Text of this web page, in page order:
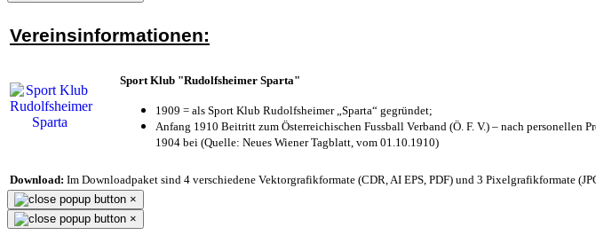
Vereinsinformationen:
Sport Klub "Rudolfsheimer Sparta"
1909 = als Sport Klub Rudolfsheimer „Sparta“ gegründet;
Anfang 1910 Beitritt zum Österreichischen Fussball Verband (Ö. F. V.) – nach
1904 bei (Quelle: Neues Wiener Tagblatt, vom 01.10.1910)
Download: Im Downloadpaket sind 4 verschiedene Vektorgrafikformate (CDR, AI EPS, PDF) und 3 Pixelgrafikformate
×
×